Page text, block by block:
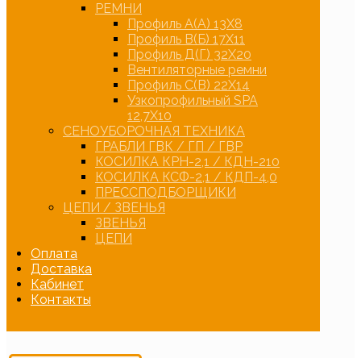
РЕМНИ
Профиль А(А) 13Х8
Профиль В(Б) 17Х11
Профиль Д(Г) 32Х20
Вентиляторные ремни
Профиль С(В) 22Х14
Узкопрофильный SPA
12,7Х10
СЕНОУБОРОЧНАЯ ТЕХНИКА
ГРАБЛИ ГВК / ГП / ГВР
КОСИЛКА КРН-2,1 / КДН-210
КОСИЛКА КСФ-2,1 / КДП-4,0
ПРЕССПОДБОРЩИКИ
ЦЕПИ / ЗВЕНЬЯ
ЗВЕНЬЯ
ЦЕПИ
Оплата
Доставка
Кабинет
Контакты